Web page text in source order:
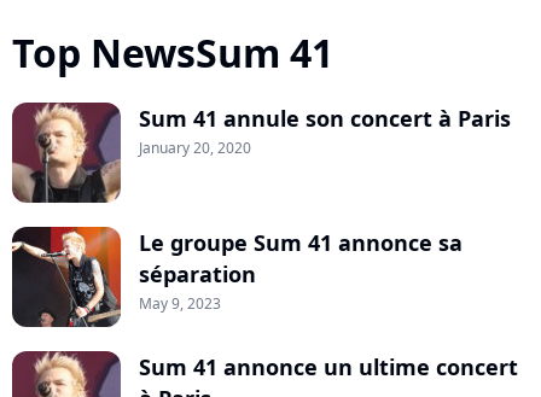
Top NewsSum 41
Sum 41 annule son concert à Paris
January 20, 2020
Le groupe Sum 41 annonce sa
séparation
May 9, 2023
Sum 41 annonce un ultime concert